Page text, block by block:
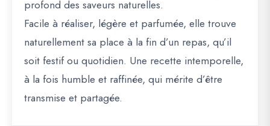
profond des saveurs naturelles.
Facile à réaliser, légère et parfumée, elle trouve
naturellement sa place à la fin d’un repas, qu’il
soit festif ou quotidien. Une recette intemporelle,
à la fois humble et raffinée, qui mérite d’être
transmise et partagée.